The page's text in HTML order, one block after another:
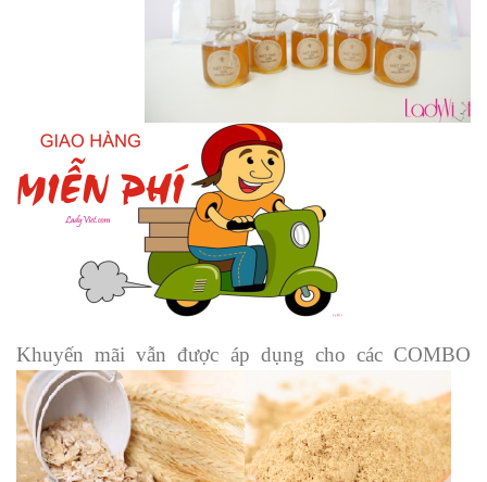
Khuyến mãi vẫn được áp dụng cho các COMBO